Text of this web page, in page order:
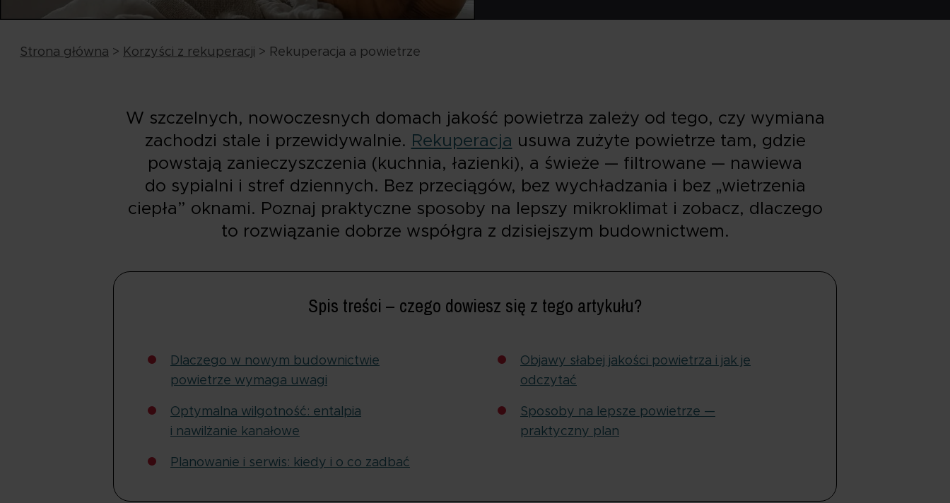
Strona główna > Korzyści z rekuperacji > Rekuperacja a powietrze
W szczelnych, nowoczesnych domach jakość powietrza zależy od tego, czy wymiana
zachodzi stale i przewidywalnie. Rekuperacja usuwa zużyte powietrze tam, gdzie
powstają zanieczyszczenia (kuchnia, łazienki), a świeże — filtrowane — nawiewa
do sypialni i stref dziennych. Bez przeciągów, bez wychładzania i bez „wietrzenia
ciepła” oknami. Poznaj praktyczne sposoby na lepszy mikroklimat i zobacz, dlaczego
to rozwiązanie dobrze współgra z dzisiejszym budownictwem.
Spis treści – czego dowiesz się z tego artykułu?
Dlaczego w nowym budownictwie
powietrze wymaga uwagi
Objawy słabej jakości powietrza i jak je
odczytać
Optymalna wilgotność: entalpia
i nawilżanie kanałowe
Sposoby na lepsze powietrze —
praktyczny plan
Planowanie i serwis: kiedy i o co zadbać